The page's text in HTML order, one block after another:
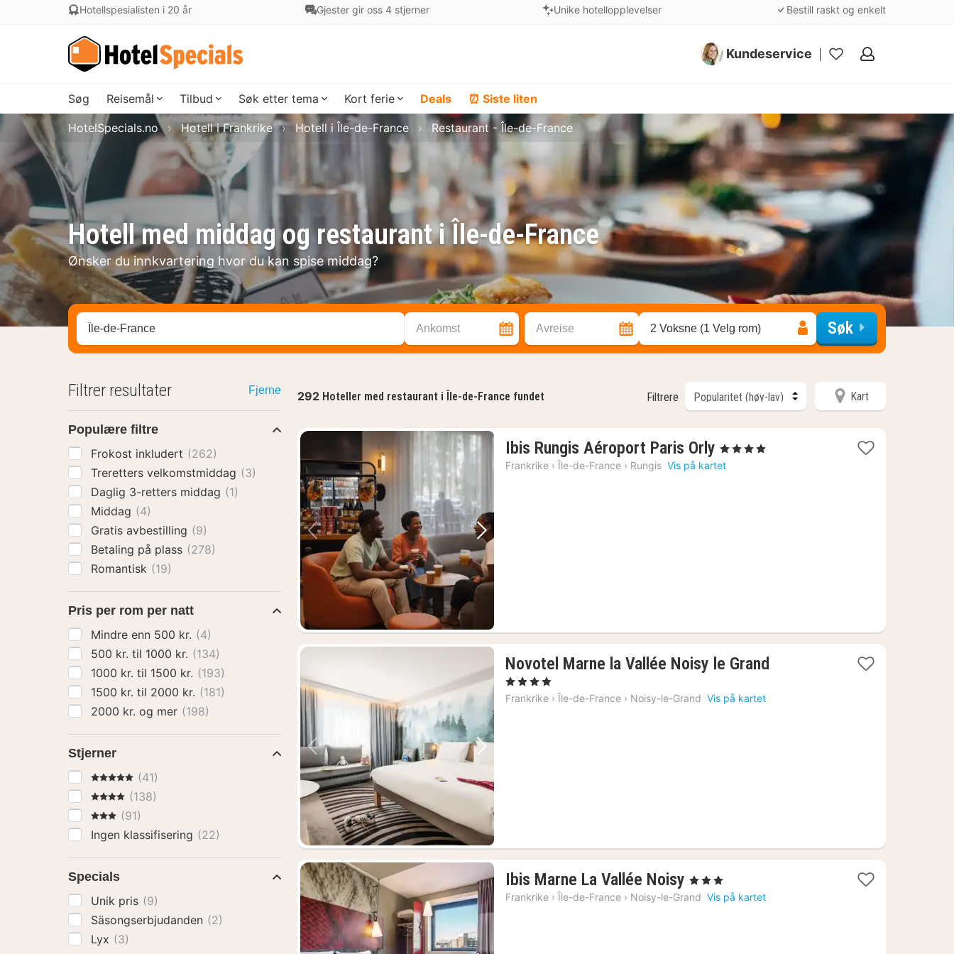
Hotellspesialisten i 20 år Gjester gir oss 4 stjerner Unike hotellopplevelser Bestill raskt og enkelt
Kundeservice
Mine
Søg Reisemål Tilbud Søk etter tema Kort ferie Deals ⏰ Siste liten
Hotell med middag og restaurant i Île-de-France
Ønsker du innkvartering hvor du kan spise middag?
HotelSpecials.no Hotell i Frankrike Hotell i Île-de-France Restaurant - Île-de-France
Søk hotell, region eller by Ankomst Avreise 2 Voksne (1 Velg rom) Søk
292 Hoteller med restaurant i Île-de-France fundet Filtrere Kart
Forrige bilde Neste bilde
Ibis Rungis Aéroport Paris Orly 1
natt
, 4 Stjerner
Frankrike › Île-de-France › Rungis Vis på kartet
Forrige bilde Neste bilde
Novotel Marne la Vallée Noisy le Grand
, 4 Stjerner
Frankrike › Île-de-France › Noisy-le-Grand Vis på kartet
Ibis Marne La Vallée Noisy 3
netter
, 3 Stjerner
Frankrike › Île-de-France › Noisy-le-Grand Vis på kartet
Filtrer resultater Fjerne
Populære filtre
Frokost inkludert (262)
Treretters velkomstmiddag (3)
Daglig 3-retters middag (1)
Middag (4)
Gratis avbestilling (9)
Betaling på plass (278)
Romantisk (19)
Pris per rom per natt
Mindre enn 500 kr. (4)
500 kr. til 1000 kr. (134)
1000 kr. til 1500 kr. (193)
1500 kr. til 2000 kr. (181)
2000 kr. og mer (198)
Stjerner
5 Stjerner(41)
4 Stjerner(138)
3 Stjerner
(91)
Ingen klassifisering (22)
Specials
Unik pris (9)
Säsongserbjudanden (2)
Lyx (3)